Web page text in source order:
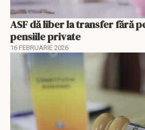
ASF dă liber la transfer fără
pensiile private
16 FEBRUARIE 2026